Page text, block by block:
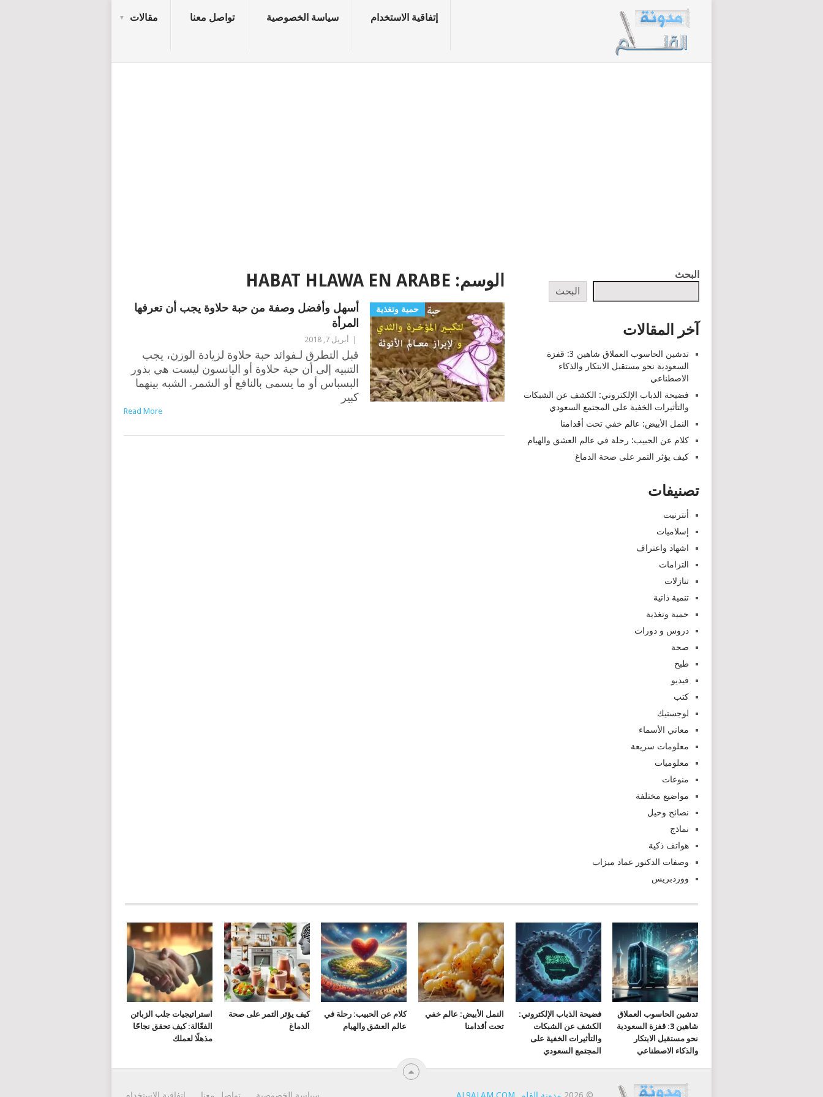
إتفاقية الاستخدام سياسة الخصوصية تواصل معنا مقالات
الوسم: HABAT HLAWA EN ARABE
حمية وتغذية
أسهل وأفضل وصفة من حبة حلاوة يجب أن تعرفها
المرأة
أبريل 7, 2018
قبل التطرق لـفوائد حبة حلاوة لزيادة الوزن، يجب
التنبيه إلى أن حبة حلاوة أو اليانسون ليست هي بذور
البسباس أو ما يسمى بالنافع أو الشمر. الشبه بينهما
كبير
Read More
البحث
البحث
آخر المقالات
تدشين الحاسوب العملاق شاهين 3: قفزة
السعودية نحو مستقبل الابتكار والذكاء
الاصطناعي
فضيحة الذباب الإلكتروني: الكشف عن الشبكات
والتأثيرات الخفية على المجتمع السعودي
النمل الأبيض: عالم خفي تحت أقدامنا
كلام عن الحبيب: رحلة في عالم العشق والهيام
كيف يؤثر التمر على صحة الدماغ
تصنيفات
أنترنيت
إسلاميات
اشهاد واعتراف
التزامات
تنازلات
تنمية ذاتية
حمية وتغذية
دروس و دورات
صحة
طبخ
فيديو
كتب
لوجستيك
معاني الأسماء
معلومات سريعة
معلوميات
منوعات
مواضيع مختلفة
نصائح وحيل
نماذج
هواتف ذكية
وصفات الدكتور عماد ميزاب
ووردبريس
تدشين الحاسوب العملاق
شاهين 3: قفزة السعودية
نحو مستقبل الابتكار
والذكاء الاصطناعي
فضيحة الذباب الإلكتروني:
الكشف عن الشبكات
والتأثيرات الخفية على
المجتمع السعودي
النمل الأبيض: عالم خفي
تحت أقدامنا
كلام عن الحبيب: رحلة في
عالم العشق والهيام
كيف يؤثر التمر على صحة
الدماغ
استراتيجيات جلب الزبائن
الفعّالة: كيف تحقق نجاحًا
مذهلًا لعملك